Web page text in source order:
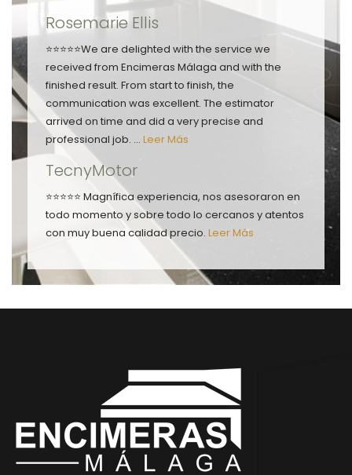
Rosemarie Ellis
⭐⭐⭐⭐⭐We are delighted with the service we
received from Encimeras Málaga and with the
finished result. From start to finish, the
communication was excellent. The estimator
arrived on time and did a very precise and
professional job. ... Leer Más
TecnyMotor
⭐⭐⭐⭐⭐ Magnífica experiencia, nos asesoraron en
todo momento y sobre todo lo cercanos y atentos
con muy buena calidad precio. Leer Más